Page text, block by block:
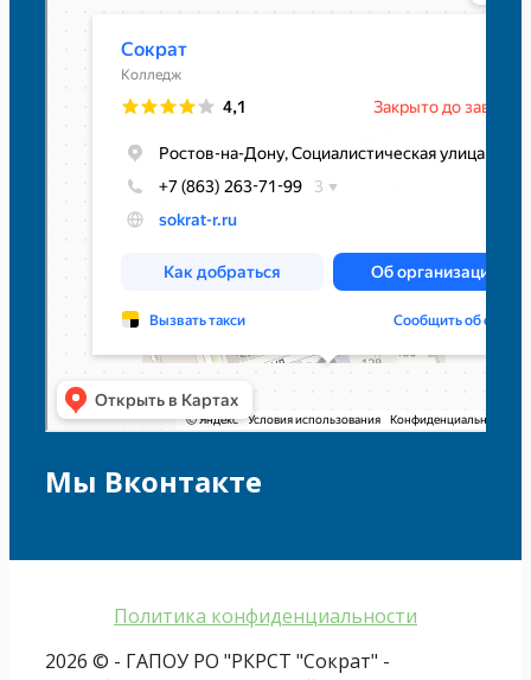
Мы Вконтакте
Политика конфиденциальности
2026 © - ГАПОУ РО "РКРСТ "Сократ" -